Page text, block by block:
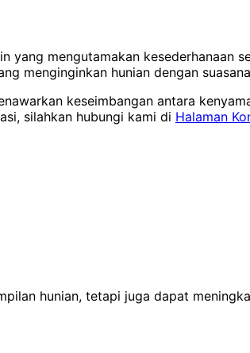
yang mengutamakan
menginginkan hunian dengan
keseimbangan antara
silahkan hubungi kami di Halaman
hunian, tetapi juga dapat